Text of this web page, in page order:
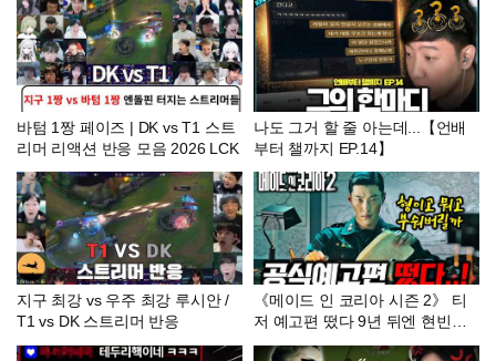
바텀 1짱 페이즈 | DK vs T1 스트
리머 리액션 반응 모음 2026 LCK
나도 그거 할 줄 아는데...【언배
부터 챌까지 EP.14】
지구 최강 vs 우주 최강 루시안 /
T1 vs DK 스트리머 반응
《메이드 인 코리아 시즌 2》 티
저 예고편 떴다 9년 뒤엔 현빈이
대통령..? 진짜 이번 예고편 떡밥